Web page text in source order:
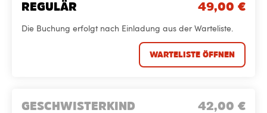
REGULÄR 49,00 €
Die Buchung erfolgt nach Einladung aus der Warteliste.
WARTELISTE ÖFFNEN
GESCHWISTERKIND 42,00 €